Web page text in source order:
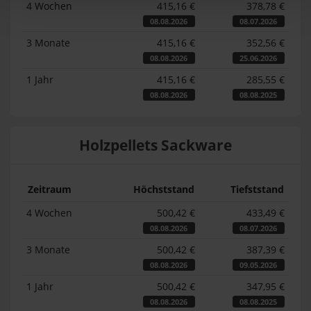
4 Wochen
415,16 €
08.08.2026
378,78 €
08.07.2026
3 Monate 415,16 €
08.08.2026
352,56 €
25.06.2026
1 Jahr 415,16 €
08.08.2026
285,55 €
08.08.2025
Holzpellets Sackware
Zeitraum Höchststand
Tiefststand
4 Wochen
500,42 €
08.08.2026
433,49 €
08.07.2026
3 Monate 500,42 €
08.08.2026
387,39 €
09.05.2026
1 Jahr 500,42 €
08.08.2026
347,95 €
08.08.2025